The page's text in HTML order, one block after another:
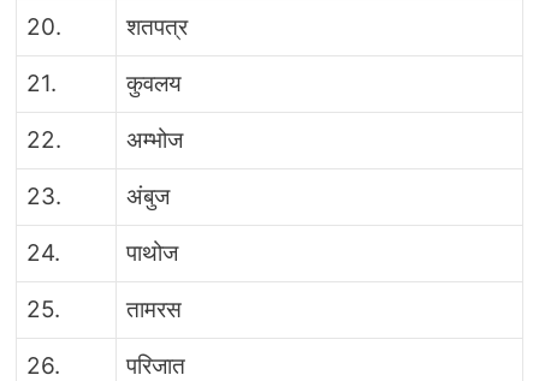
20. शतपत्र
21. कुवलय
22. अम्भोज
23. अंबुज
24. पाथोज
25. तामरस
26. परिजात